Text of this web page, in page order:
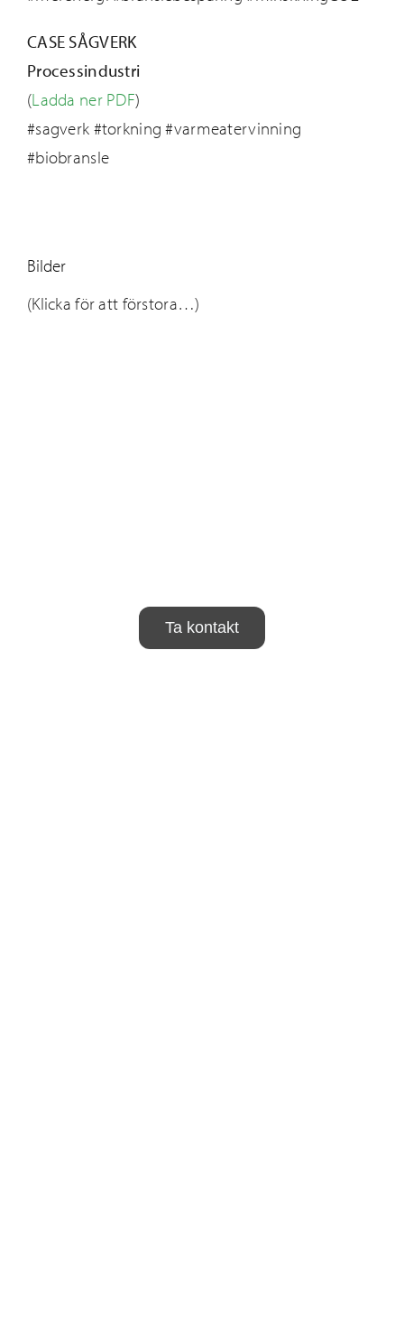
CASE SÅGVERK
Processindustri
(Ladda ner PDF)
#sagverk #torkning #varmeatervinning
#biobransle
Bilder
(Klicka för att förstora…)
Ta kontakt